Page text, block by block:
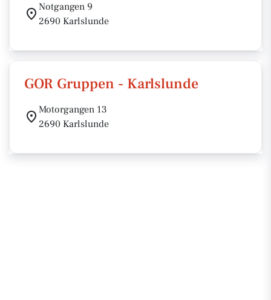
Notgangen 9
2690 Karlslunde
GOR Gruppen - Karlslunde
Motorgangen 13
2690 Karlslunde